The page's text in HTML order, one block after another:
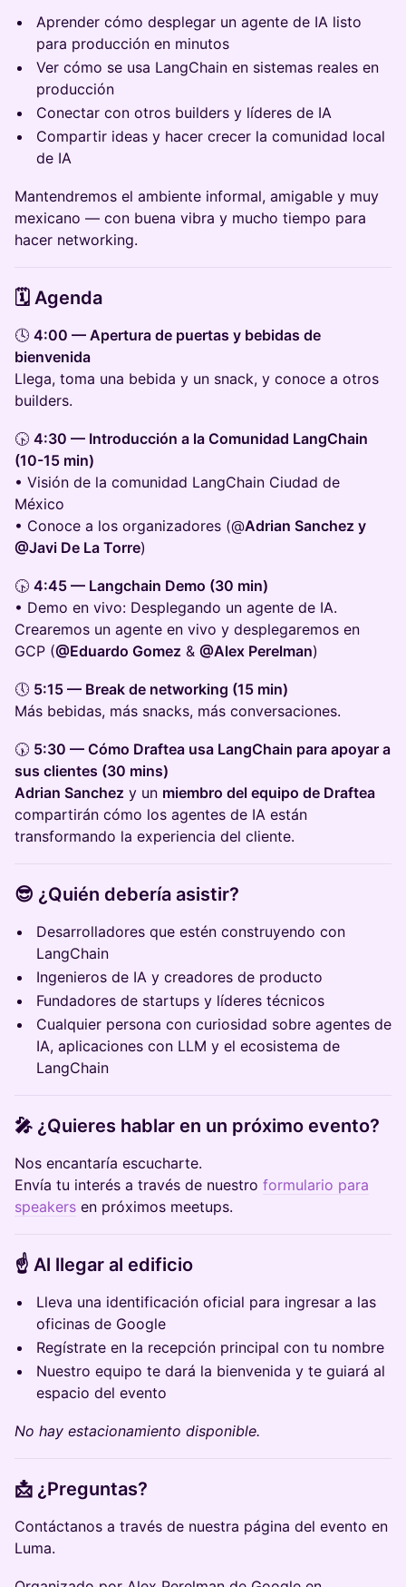
Aprender cómo desplegar un agente de IA listo
para producción en minutos
Ver cómo se usa LangChain en sistemas reales en
producción
Conectar con otros builders y líderes de IA
Compartir ideas y hacer crecer la comunidad local
de IA
Mantendremos el ambiente informal, amigable y muy
mexicano — con buena vibra y mucho tiempo para
hacer networking.
🗓 Agenda
🕓 4:00 — Apertura de puertas y bebidas de
bienvenida
Llega, toma una bebida y un snack, y conoce a otros
builders.
🕟 4:30 — Introducción a la Comunidad LangChain
(10-15 min)
• Visión de la comunidad LangChain Ciudad de
México
• Conoce a los organizadores (@Adrian Sanchez y
@Javi De La Torre)
🕟 4:45 — Langchain Demo (30 min)
• Demo en vivo: Desplegando un agente de IA.
Crearemos un agente en vivo y desplegaremos en
GCP (@Eduardo Gomez & @Alex Perelman)
🕔 5:15 — Break de networking (15 min)
Más bebidas, más snacks, más conversaciones.
🕠 5:30 — Cómo Draftea usa LangChain para apoyar a
sus clientes (30 mins)
Adrian Sanchez y un miembro del equipo de Draftea
compartirán cómo los agentes de IA están
transformando la experiencia del cliente.
😎 ¿Quién debería asistir?
Desarrolladores que estén construyendo con
LangChain
Ingenieros de IA y creadores de producto
Fundadores de startups y líderes técnicos
Cualquier persona con curiosidad sobre agentes de
IA, aplicaciones con LLM y el ecosistema de
LangChain
🎤 ¿Quieres hablar en un próximo evento?
Nos encantaría escucharte.
Envía tu interés a través de nuestro formulario para
speakers en próximos meetups.
☝️ Al llegar al edificio
Lleva una identificación oficial para ingresar a las
oficinas de Google
Regístrate en la recepción principal con tu nombre
Nuestro equipo te dará la bienvenida y te guiará al
espacio del evento
No hay estacionamiento disponible.
📩 ¿Preguntas?
Contáctanos a través de nuestra página del evento en
Luma.